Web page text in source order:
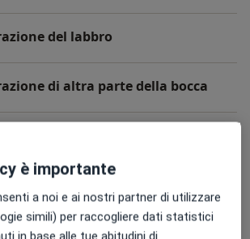
del labbro
di altra parte della bocca
è importante
a noi e ai nostri partner di utilizzare
simili) per raccogliere dati statistici